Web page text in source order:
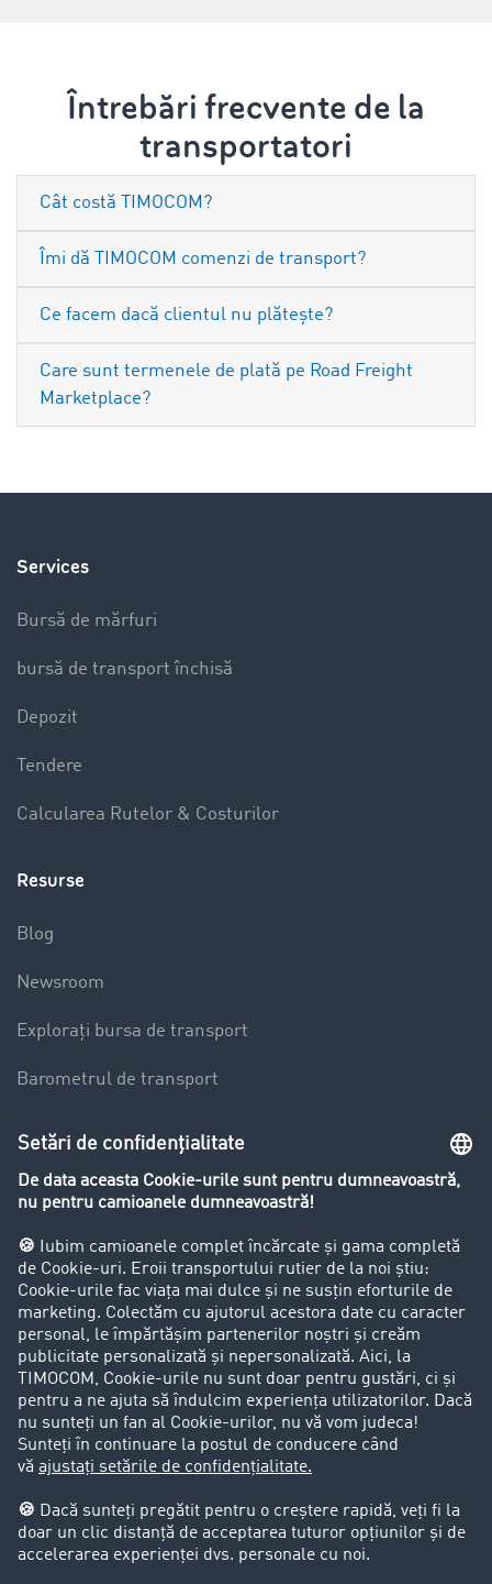
Întrebări frecvente de la
transportatori
Cât costă TIMOCOM?
Îmi dă TIMOCOM comenzi de transport?
Ce facem dacă clientul nu plătește?
Care sunt termenele de plată pe Road Freight
Marketplace?
Services
Bursă de mărfuri
bursă de transport închisă
Depozit
Tendere
Calcularea Rutelor & Costurilor
Resurse
Blog
Newsroom
Explorați bursa de transport
Barometrul de transport
Lexicon de Transport
Restricții de circulație pentru autocamioane
Firma
Success Stories
Clienții aduc clienți
Aspecte legale
Impressum
Protecția datelor